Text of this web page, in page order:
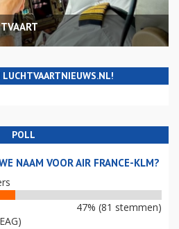
LUCHTVAARTNIEUWS.NL!
POLL
NAAM VOOR AIR FRANCE-KLM?
47% (81 stemmen)